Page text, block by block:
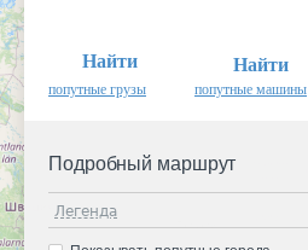
Найти
попутные грузы
Найти
попутные машины
Подробный маршрут
Легенда